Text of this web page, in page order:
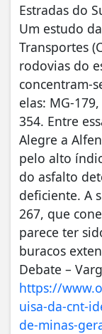
Estradas do
Um estudo
Transportes
rodovias do
concentram-
elas: MG-
354. Entre
Alegre a
pelo alto
do asfalto
deficiente. A
267, que
parece ter
buracos
Debate –
https://
uisa-da-cnt-
de-minas-